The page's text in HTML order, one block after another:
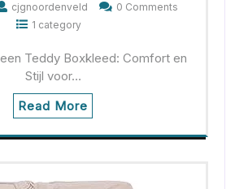
cjgnoordenveld
0 Comments
1 category
Teddy Boxkleed: Comfort en
Stijl voor…
Read More